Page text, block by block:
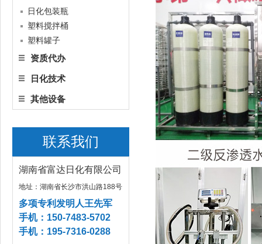
日化包装瓶
塑料搅拌桶
塑料罐子
资质代办
日化技术
其他设备
联系我们
湖南省富达日化有限公司
地址：湖南省长沙市洪山路188号
多项专利发明人王先军
手机：150-7483-5702
手机：195-7316-0288